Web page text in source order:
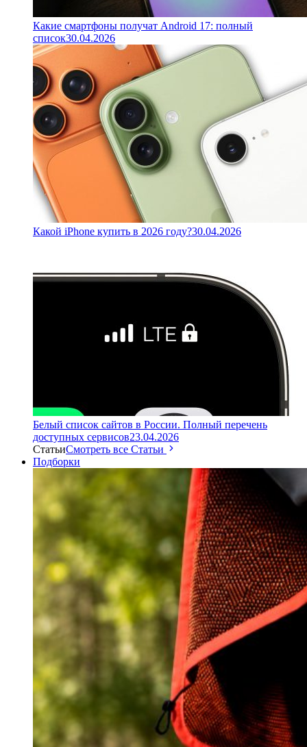
Какие смартфоны получат Android 17: полный
список30.04.2026
Какой iPhone купить в 2026 году?30.04.2026
Белый список сайтов в России. Полный перечень
доступных сервисов23.04.2026
СтатьиСмотреть все Статьи
Подборки